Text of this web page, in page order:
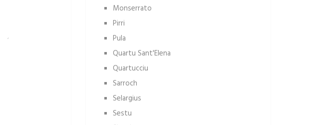
,
Monserrato
Pirri
Pula
Quartu Sant'Elena
Quartucciu
Sarroch
Selargius
Sestu